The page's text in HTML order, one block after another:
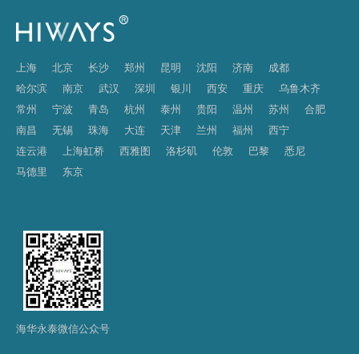
上海 北京 长沙 郑州 昆明 沈阳 济南
成都
哈尔滨
南京 武汉 深圳 银川 西安 重庆
乌鲁木齐
常州
宁波 青岛 杭州 泰州 贵阳 温州 苏州
合肥
南昌
无锡 珠海 大连 天津 兰州 福州
西宁
连云港
上海虹桥 西雅图 洛杉矶 伦敦 巴黎
悉尼
马德里
东京
海华永泰微信公众号